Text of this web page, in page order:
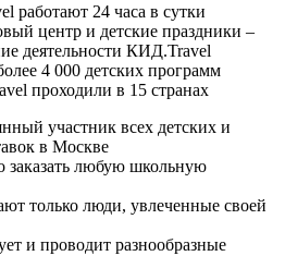
работают 24 часа в сутки
центр и детские праздники –
деятельности КИД.Travel
4 000 детских программ
проходили в 15 странах
участник всех детских и
в Москве
любую школьную
только люди, увлеченные своей
и проводит разнообразные